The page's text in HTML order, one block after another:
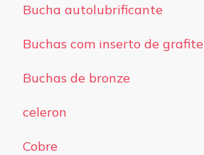
Bucha autolubrificante
Buchas com inserto de grafite
Buchas de bronze
celeron
Cobre